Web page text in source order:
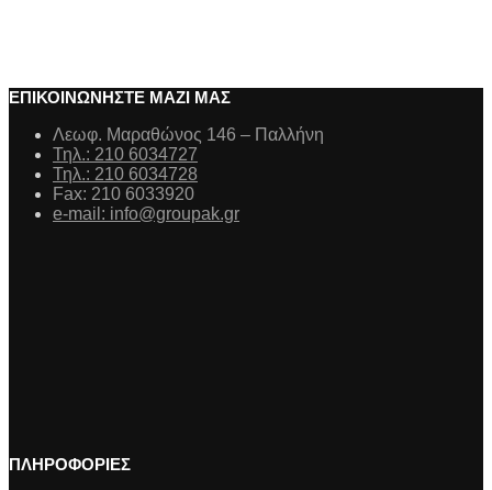
ΕΠΙΚΟΙΝΩΝΗΣΤΕ ΜΑΖΙ ΜΑΣ
Λεωφ. Μαραθώνος 146 – Παλλήνη
Τηλ.: 210 6034727
Τηλ.: 210 6034728
Fax: 210 6033920
e-mail: info@groupak.gr
ΠΛΗΡΟΦΟΡΙΕΣ